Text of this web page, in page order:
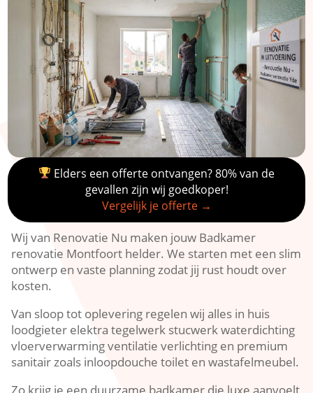
Elders een offerte ontvangen? 80% van de
gevallen zijn wij goedkoper!
Vergelijk je offerte →
Wij van Renovatie Nu maken jouw Badkamer
renovatie Montfoort helder.​ We starten met een slim
ontwerp en vaste planning zodat jij rust houdt over
kosten.​
Van sloop tot oplevering regelen wij alles in huis
loodgieter elektra tegelwerk stucwerk waterdichting
vloerverwarming ventilatie verlichting en premium
sanitair zoals inloopdouche toilet en wastafelmeubel.​
Zo krijg je een duurzame badkamer die luxe aanvoelt